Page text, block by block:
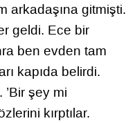
arkadaşına gitmişti.
geldi. Ece bir
ben evden tam
kapıda belirdi.
şey mi
kırptılar.